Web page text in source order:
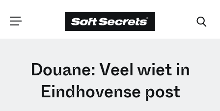
CHOOSE YOUR
LANGUAGE
Douane: Veel wiet in
Eindhovense post